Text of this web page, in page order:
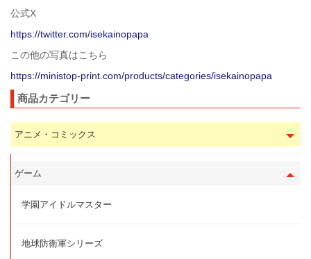
公式X
https://twitter.com/isekainopapa
この他の写真はこちら
https://ministop-print.com/products/categories/isekainopapa
商品カテゴリー
アニメ・コミックス
ゲーム
学園アイドルマスター
地球防衛軍シリーズ